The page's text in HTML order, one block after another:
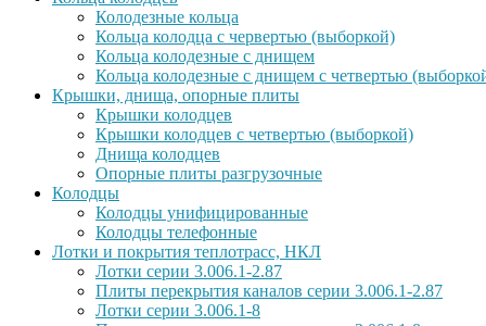
Колодезные кольца
Кольца колодца с червертью (выборкой)
Кольца колодезные с днищем
Кольца колодезные с днищем с четвертью
Крышки, днища, опорные плиты
Крышки колодцев
Крышки колодцев с четвертью (выборкой)
Днища колодцев
Опорные плиты разгрузочные
Колодцы
Колодцы унифицированные
Колодцы телефонные
Лотки и покрытия теплотрасс, НКЛ
Лотки серии 3.006.1-2.87
Плиты перекрытия каналов серии 3.006.1-2.87
Лотки серии 3.006.1-8